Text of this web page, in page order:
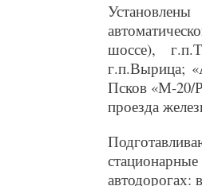
шоссе),
г.п.Вырица;
Псков «М-20/
проезда
автодорогах: